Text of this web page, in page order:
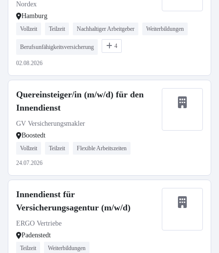
Nordex
Hamburg
Vollzeit Teilzeit Nachhaltiger Arbeitgeber Weiterbildungen
Berufsunfähigkeitsversicherung 4
02.08.2026
Quereinsteiger/in (m/w/d) für den
Innendienst
GV Versicherungsmakler
Boostedt
Vollzeit Teilzeit Flexible Arbeitszeiten
24.07.2026
Innendienst für
Versicherungsagentur (m/w/d)
ERGO Vertriebe
Padenstedt
Teilzeit Weiterbildungen